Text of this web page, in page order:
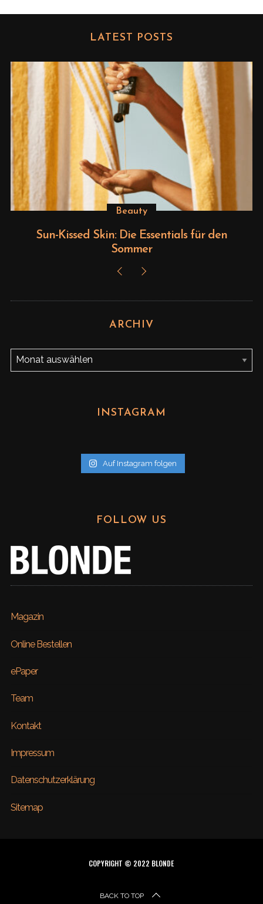
LATEST POSTS
Beauty
Sun-Kissed Skin: Die Essentials für den
Sommer
ARCHIV
A
r
INSTAGRAM
Auf Instagram folgen
FOLLOW US
Magazin
Online Bestellen
ePaper
Team
Kontakt
Impressum
Datenschutzerklärung
Sitemap
COPYRIGHT © 2022 BLONDE
BACK TO TOP
S
f